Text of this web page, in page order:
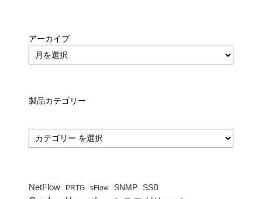
アーカイブ
製品カテゴリー
カ
テ
ゴ
NetFlow PRTG sFlow SNMP SSB